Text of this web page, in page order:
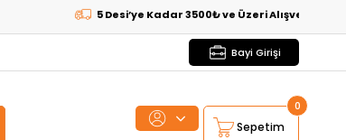
5 Desi’ye Kadar 3500₺ ve Üzeri Alışverişlerde
Bayi Girişi
Sepetim
0